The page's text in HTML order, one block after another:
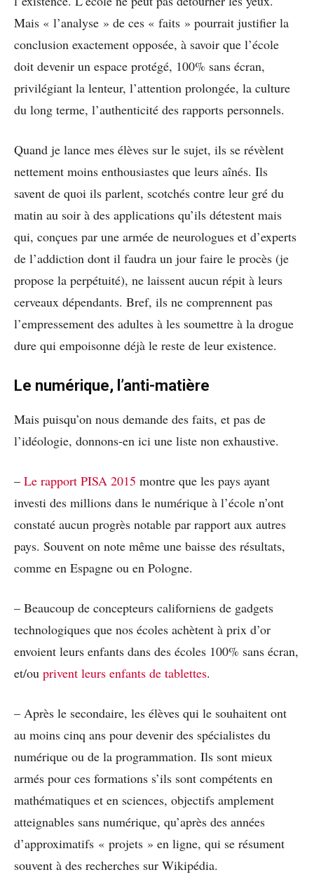
Mais « l’analyse » de ces « faits » pourrait justifier la
conclusion exactement opposée, à savoir que l’école
doit devenir un espace protégé, 100% sans écran,
privilégiant la lenteur, l’attention prolongée, la culture
du long terme, l’authenticité des rapports personnels.
Quand je lance mes élèves sur le sujet, ils se révèlent
nettement moins enthousiastes que leurs aînés. Ils
savent de quoi ils parlent, scotchés contre leur gré du
matin au soir à des applications qu’ils détestent mais
qui, conçues par une armée de neurologues et d’experts
de l’addiction dont il faudra un jour faire le procès (je
propose la perpétuité), ne laissent aucun répit à leurs
cerveaux dépendants. Bref, ils ne comprennent pas
l’empressement des adultes à les soumettre à la drogue
dure qui empoisonne déjà le reste de leur existence.
Le numérique, l’anti-matière
Mais puisqu’on nous demande des faits, et pas de
l’idéologie, donnons-en ici une liste non exhaustive.
– Le rapport PISA 2015 montre que les pays ayant
investi des millions dans le numérique à l’école n’ont
constaté aucun progrès notable par rapport aux autres
pays. Souvent on note même une baisse des résultats,
comme en Espagne ou en Pologne.
– Beaucoup de concepteurs californiens de gadgets
technologiques que nos écoles achètent à prix d’or
envoient leurs enfants dans des écoles 100% sans écran,
et/ou privent leurs enfants de tablettes.
– Après le secondaire, les élèves qui le souhaitent ont
au moins cinq ans pour devenir des spécialistes du
numérique ou de la programmation. Ils sont mieux
armés pour ces formations s’ils sont compétents en
mathématiques et en sciences, objectifs amplement
atteignables sans numérique, qu’après des années
d’approximatifs « projets » en ligne, qui se résument
souvent à des recherches sur Wikipédia.